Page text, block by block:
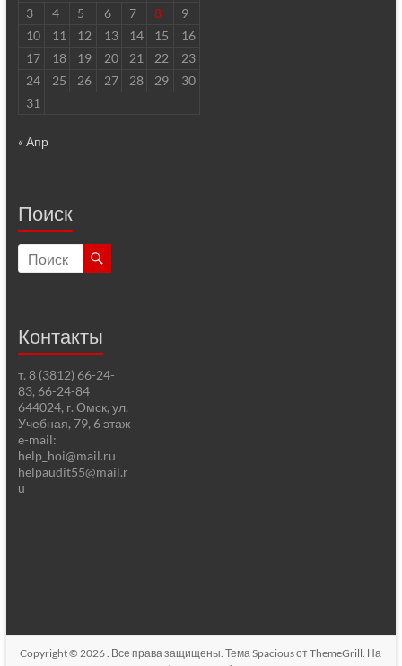
3
4 5 6 7 8
9
10
11 12 13 14 15
16
17
18 19 20 21 22
23
24
25 26 27 28 29
30
31
« Апр
Поиск
Контакты
т. 8 (3812) 66-24-
83, 66-24-84
644024, г. Омск, ул.
Учебная, 79, 6 этаж
e-mail:
help_hoi@mail.ru
helpaudit55@mail.r
u
Copyright © 2026. Все права защищены. ТемаSpaciousот ThemeGrill. На